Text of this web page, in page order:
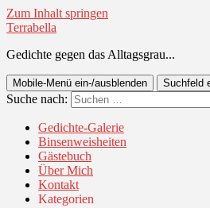
Zum Inhalt springen
Terrabella
Gedichte gegen das Alltagsgrau...
Mobile-Menü ein-/ausblenden Suchfeld
Suche nach:
Gedichte-Galerie
Binsenweisheiten
Gästebuch
Über Mich
Kontakt
Kategorien